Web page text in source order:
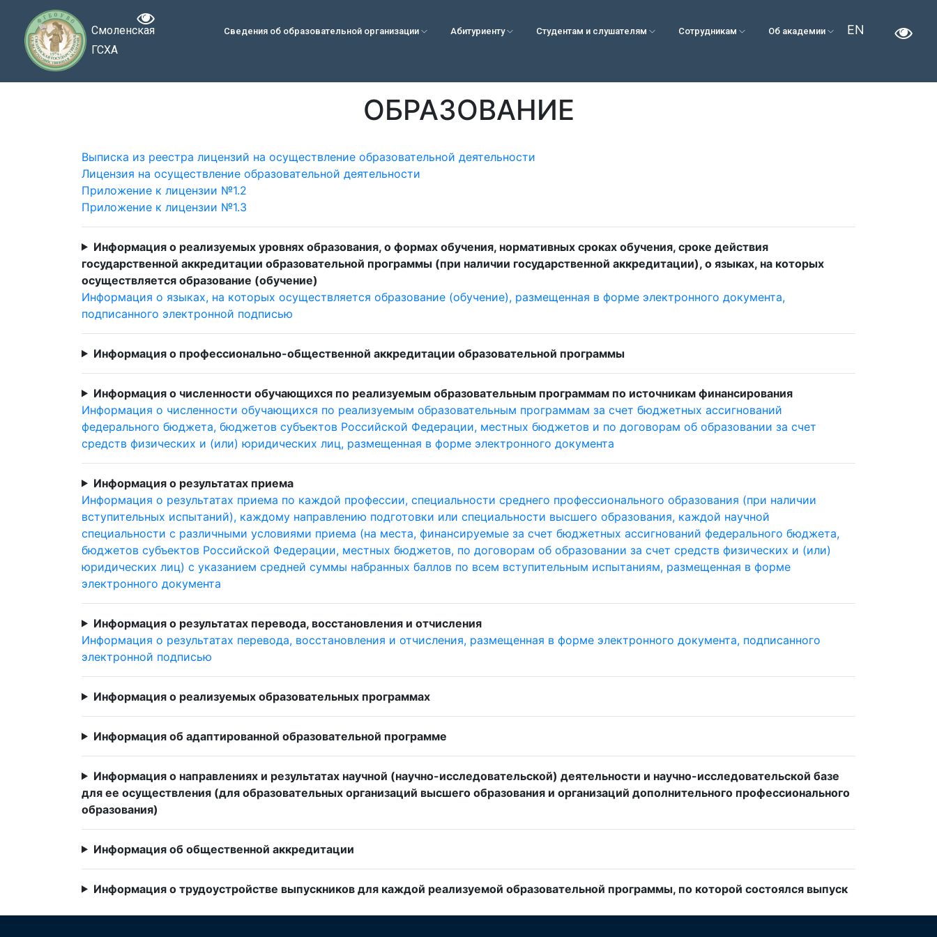
Смоленская
ГСХА
Сведения об образовательной организации Абитуриенту Студентам и слушателям Сотрудникам Об академии EN
ОБРАЗОВАНИЕ
Выписка из реестра лицензий на осуществление образовательной деятельности
Лицензия на осуществление образовательной деятельности
Приложение к лицензии №1.2
Приложение к лицензии №1.3
Информация о реализуемых уровнях образования, о формах обучения, нормативных сроках обучения, сроке действия
государственной аккредитации образовательной программы (при наличии государственной аккредитации), о языках, на которых
осуществляется образование (обучение)
Информация о языках, на которых осуществляется образование (обучение), размещенная в форме электронного документа,
подписанного электронной подписью
Информация о профессионально-общественной аккредитации образовательной программы
Информация о численности обучающихся по реализуемым образовательным программам по источникам финансирования
Информация о численности обучающихся по реализуемым образовательным программам за счет бюджетных ассигнований
федерального бюджета, бюджетов субъектов Российской Федерации, местных бюджетов и по договорам об образовании за счет
средств физических и (или) юридических лиц, размещенная в форме электронного документа
Информация о результатах приема
Информация о результатах приема по каждой профессии, специальности среднего профессионального образования (при наличии
вступительных испытаний), каждому направлению подготовки или специальности высшего образования, каждой научной
специальности с различными условиями приема (на места, финансируемые за счет бюджетных ассигнований федерального бюджета,
бюджетов субъектов Российской Федерации, местных бюджетов, по договорам об образовании за счет средств физических и (или)
юридических лиц) с указанием средней суммы набранных баллов по всем вступительным испытаниям, размещенная в форме
электронного документа
Информация о результатах перевода, восстановления и отчисления
Информация о результатах перевода, восстановления и отчисления, размещенная в форме электронного документа, подписанного
электронной подписью
Информация о реализуемых образовательных программах
Информация об адаптированной образовательной программе
Информация о направлениях и результатах научной (научно-исследовательской) деятельности и научно-исследовательской базе
для ее осуществления (для образовательных организаций высшего образования и организаций дополнительного профессионального
образования)
Информация об общественной аккредитации
Информация о трудоустройстве выпускников для каждой реализуемой образовательной программы, по которой состоялся выпуск